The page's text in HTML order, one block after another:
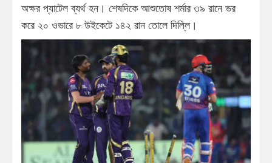
অক্ষর প্যাটেল ব্যর্থ হন। শেষদিকে আশুতোষ শর্মার ৩৯ রানে ভর
করে ২০ ওভারে ৮ উইকেটে ১৪২ রান তোলে দিল্লি।